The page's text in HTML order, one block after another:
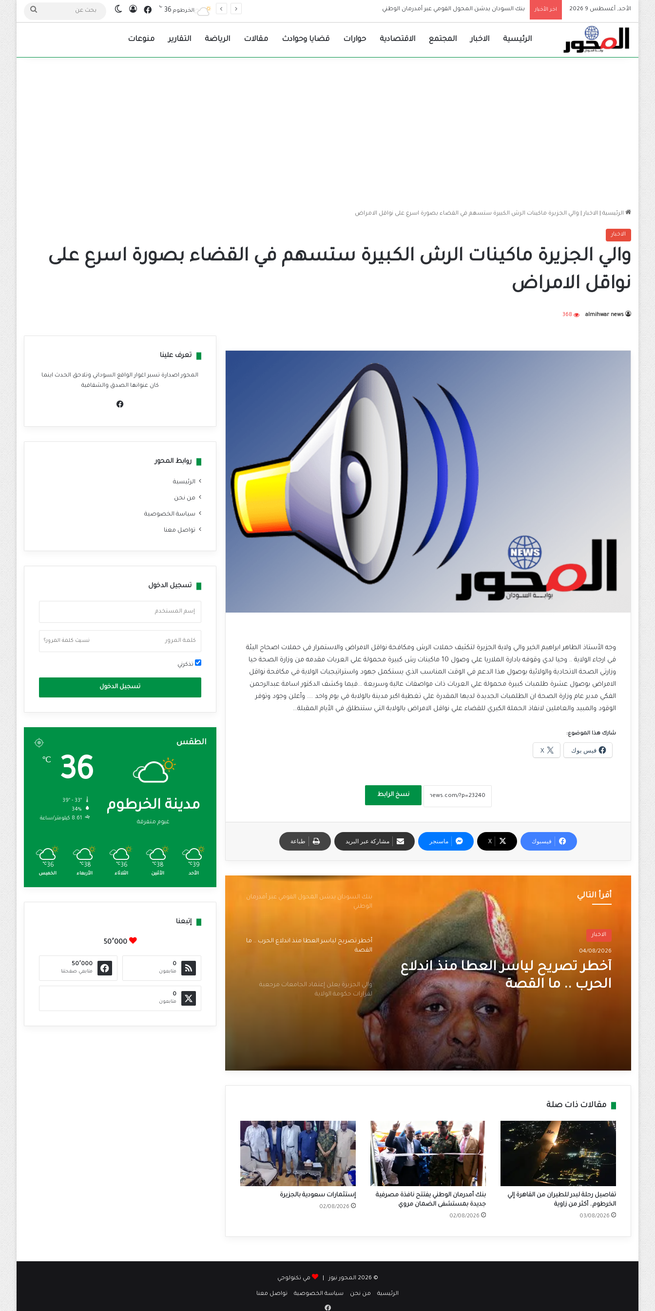
الأحد, أغسطس 9 2026 اخر الأخبار بنك السودان يدشن المحول القومي عبر أمدرمان الوطني الخرطوم 36
℃ فيسبوكتسجيل الدخول
الوضع المظلم
الرئيسية الاخبار المجتمع الاقتصادية حوارات قضايا وحوادث مقالات الرياضة التقارير منوعات
الرئيسية الاخبار والي الجزيرة ماكينات الرش الكبيرة ستسهم في القضاء بصورة اسرع على نواقل الامراض
الاخبار
والي الجزيرة ماكينات الرش الكبيرة ستسهم في القضاء بصورة اسرع على
نواقل الامراض
almihwar news
368
وجه الأستاذ الطاهر ابراهبم الخير والي ولاية الجزيرة لتكثيف حملات الرش ومكافحة نواقل الامراض والاستمرار في حملات اصحاح البئة
في ارجاء الولاية .. وحيا لدي وقوفه بادارة الملاريا علي وصول 10 ماكينات رش كبيرة محمولة علي العربات مقدمه من وزارة الصحة حيا
وزارتي الصحة الاتحادية والولائية بوصول هذا الدعم في الوقت المناسب الذي يستكمل جهود واستراتيجبات الولاية في مكافحة نواقل
الامراض بوصول عشرة طلمبات كبيرة محمولة علي العربات ذات مواصفات عالية وسريعة …فيما وكشف الدكتور اسامة عبدالرحمن
الفكي مدير عام وزارة الصحة ان الطلمبات الجديدة لديها المقدرة علي تغطية اكبر مدينة بالولابة في يوم واحد …. وأعلن وجود وتوفر
الوقود والمبيد والعاملين لانفاذ الحملة الكبري للقضاء علي نواقل الامراض بالولابة التي ستنطلق في الأيام المقبلة…
شارك هذا الموضوع:
فيس بوك X
نسخ الرابط
فيسبوك ‫X ماسنجر مشاركة عبر البريد طباعة
أقرأ التالي
الاخبار
04/08/2026
أخطر تصريح لياسر العطا منذ اندلاع
الحرب .. ما القصة
بنك السودان يدشن المحول القومي عبر أمدرمان
الوطني
أخطر تصريح لياسر العطا منذ اندلاع الحرب .. ما
القصة
والي الجزيرة يعلن إعتماد الجامعات مرجعية
لقرارات حكومة الولاية
مقالات ذات صلة
تفاصيل رحلة لبدر للطيران من القاهرة إلي
الخرطوم.. أكثر من زاوية
03/08/2026
بنك أمدرمان الوطني يفتتح نافذة مصرفية
جديدة بمستشفى الضمان مروي
02/08/2026
إستثمارات سعودية بالجزيرة
02/08/2026
تعرف علينا
المحور اصدارة تسبر اغوار الواقع السوداني وتلاحق الحدث اينما
كان عنوانها الصدق والشفافية
وك
روابط المحور
الرئيسية
من نحن
سياسة الخصوصية
تواصل معنا
تسجيل الدخول
نسيت كلمة المرور؟
تذكرني
تسجيل الدخول
الطقس
مدينة الخرطوم
غيوم متفرقة
36
℃
34%
8.61 كيلومتر/ساعة
39
℃
الأحد
38
℃
الأثنين
36
℃
الثلاثاء
38
℃
الأربعاء
36
℃
الخميس
إتبعنا
50٬000
0
متابعون
50٬000
متابعي صفحتنا
0
متابعون
© 2026 المحور نيوز | مي تكنولوجي
الرئيسية من نحن سياسة الخصوصية تواصل معنا